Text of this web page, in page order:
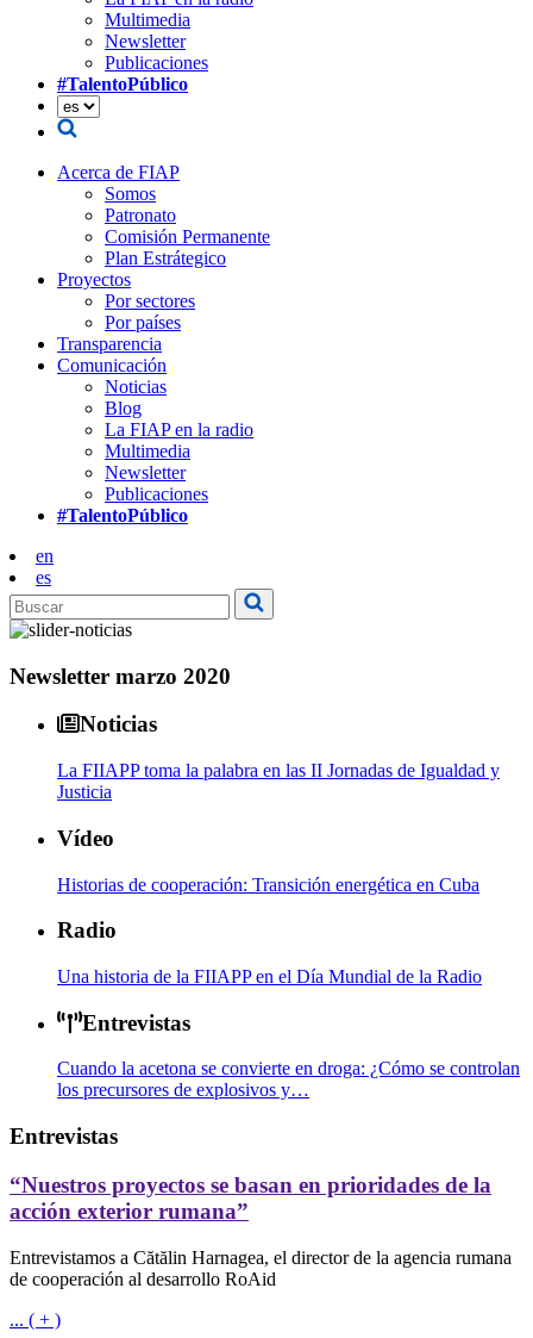
Multimedia
Newsletter
Publicaciones
#TalentoPúblico
Acerca de FIAP
Somos
Patronato
Comisión Permanente
Plan Estrátegico
Proyectos
Por sectores
Por países
Transparencia
Comunicación
Noticias
Blog
La FIAP en la radio
Multimedia
Newsletter
Publicaciones
#TalentoPúblico
en
es
Newsletter marzo 2020
Noticias
La FIIAPP toma la palabra en las II Jornadas de Igualdad y
Justicia
Vídeo
Historias de cooperación: Transición energética en Cuba
Radio
Una historia de la FIIAPP en el Día Mundial de la Radio
Entrevistas
Cuando la acetona se convierte en droga: ¿Cómo se controlan
los precursores de explosivos y…
Entrevistas
“Nuestros proyectos se basan en prioridades de la
acción exterior rumana”
Entrevistamos a Cătălin Harnagea, el director de la agencia rumana
de cooperación al desarrollo RoAid
... ( + )